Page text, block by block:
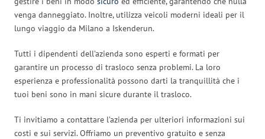
venga danneggiato. Inoltre, utilizza veicoli moderni ideali per il
lungo viaggio da Milano a Iskenderun.
Tutti i dipendenti dell’azienda sono esperti e formati per
garantire un processo di trasloco senza problemi. La loro
esperienza e professionalità possono darti la tranquillità che i
tuoi beni sono in mani sicure durante il trasloco.
Ti invitiamo a contattare l’azienda per ulteriori informazioni sui
costi e sui servizi. Offriamo un preventivo gratuito e senza